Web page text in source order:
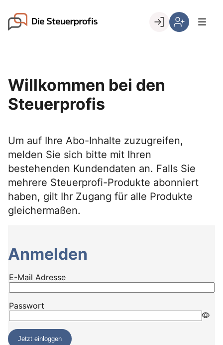
content
Go to landing page.
sind
Willkommen bei den
Steuerprofis
Um auf Ihre Abo-Inhalte zuzugreifen,
melden Sie sich bitte mit Ihren
bestehenden Kundendaten an. Falls Sie
mehrere Steuerprofi-Produkte abonniert
haben, gilt Ihr Zugang für alle Produkte
gleichermaßen.
Anmelden